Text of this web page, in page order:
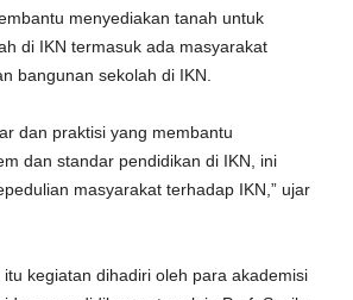
menyediakan tanah untuk
di IKN termasuk ada masyarakat
bangunan sekolah di IKN.
dan praktisi yang membantu
dan standar pendidikan di IKN, ini
masyarakat terhadap IKN,” ujar
kegiatan dihadiri oleh para akademisi